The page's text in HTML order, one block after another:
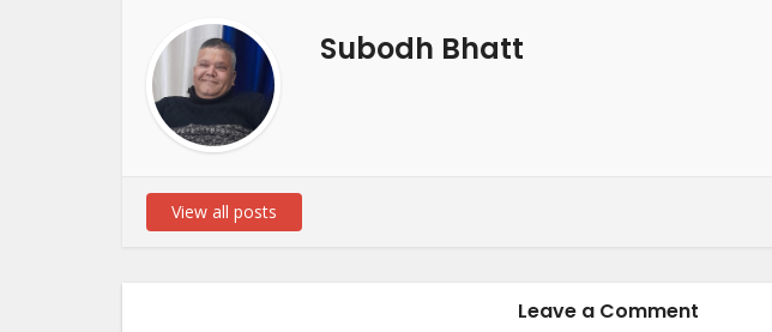
Subodh Bhatt
View all posts
Leave a Comment